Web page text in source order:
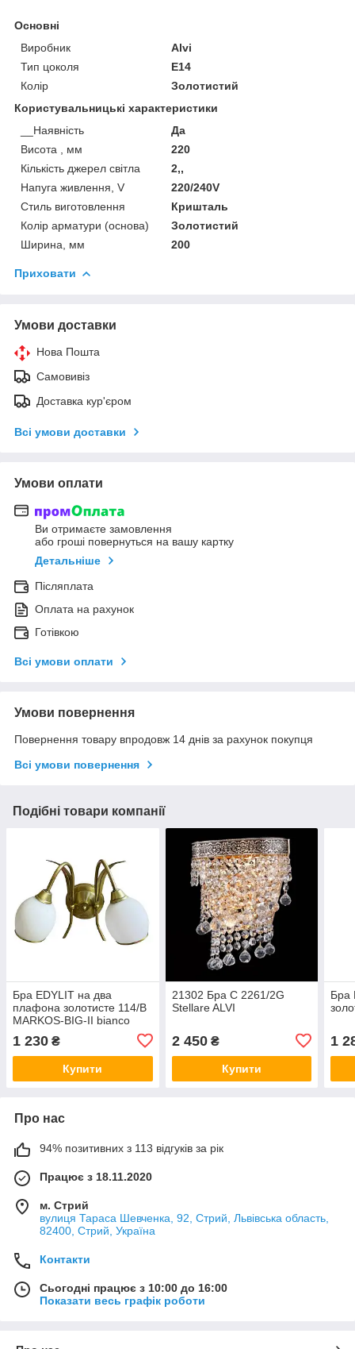
Основні
Виробник
Alvi
Тип цоколя
E14
Колір
Золотистий
Користувальницькі характеристики
__Наявність
Да
Висота , мм
220
Кількість джерел світла
2,,
Напуга живлення, V
220/240V
Стиль виготовлення
Кришталь
Колір арматури (основа)
Золотистий
Ширина, мм
200
Приховати
Умови доставки
Нова Пошта
Самовивіз
Доставка кур'єром
Всі умови доставки
Умови оплати
Ви отримаєте замовлення
або гроші повернуться на вашу картку
Детальніше
Післяплата
Оплата на рахунок
Готівкою
Всі умови оплати
Умови повернення
Повернення товару впродовж 14 днів за рахунок покупця
Всі умови повернення
Подібні товари компанії
Бра EDYLIT на два
плафона золотисте 114/B
MARKOS-BIG-II bianco
1 230 ₴
Купити
21302 Бра C 2261/2G
Stellare ALVI
2 450₴
Купити
Бра
1
Про нас
94% позитивних з 113 відгуків за рік
Працює з 18.11.2020
м. Стрий
вулиця Тараса Шевченка, 92, Стрий, Львівська область,
82400, Стрий, Україна
Контакти
Сьогодні працює з 10:00 до 16:00
Показати весь графік роботи